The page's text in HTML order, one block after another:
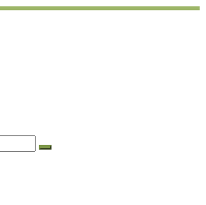
Suchen …